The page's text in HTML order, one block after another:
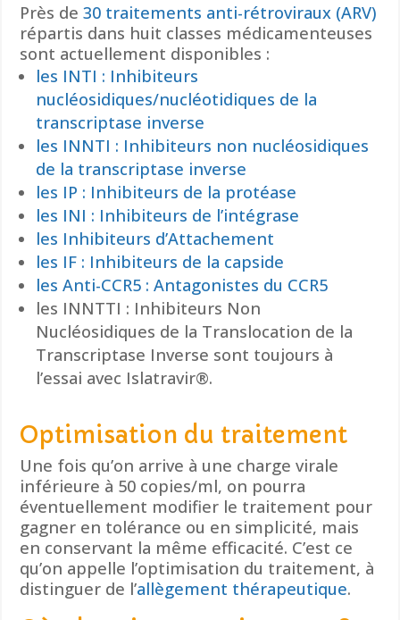
Près de 30 traitements anti-rétroviraux (ARV)
répartis dans huit classes médicamenteuses
sont actuellement disponibles :
les INTI : Inhibiteurs
nucléosidiques/nucléotidiques de la
transcriptase inverse
les INNTI : Inhibiteurs non nucléosidiques
de la transcriptase inverse
les IP : Inhibiteurs de la protéase
les INI : Inhibiteurs de l’intégrase
les Inhibiteurs d’Attachement
les IF : Inhibiteurs de la capside
les Anti-CCR5 : Antagonistes du CCR5
les INNTTI : Inhibiteurs Non
Nucléosidiques de la Translocation de la
Transcriptase Inverse sont toujours à
l’essai avec Islatravir®.
Optimisation du traitement
Une fois qu’on arrive à une charge virale
inférieure à 50 copies/ml, on pourra
éventuellement modifier le traitement pour
gagner en tolérance ou en simplicité, mais
en conservant la même efficacité. C’est ce
qu’on appelle l’optimisation du traitement, à
distinguer de l’allègement thérapeutique.